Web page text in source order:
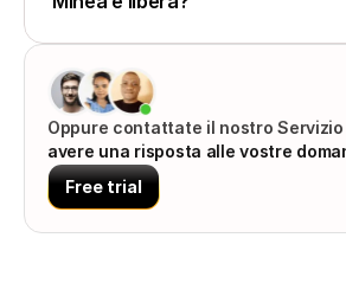
Oppure contattate il nostro
avere una risposta alle vostre
Free trial